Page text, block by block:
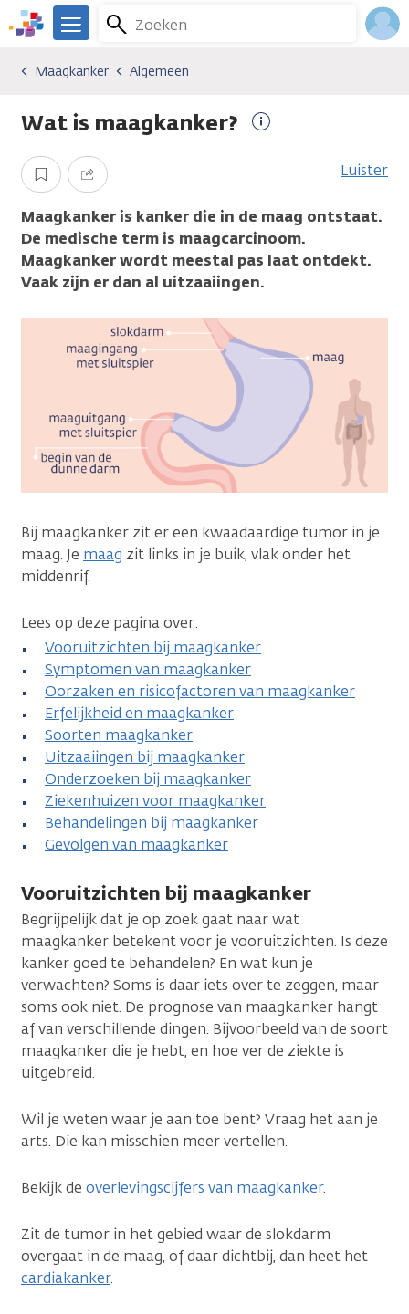
Overslaan
en
gaan
We
er
je.
Zoeken
Menu
Kankersoorten
Maagkanker
Algemeen
Maagkanker Algemeen
Wat is maagkanker?
Opslaan Delen Luister
Maagkanker is kanker die in de maag ontstaat.
De medische term is maagcarcinoom.
Maagkanker wordt meestal pas laat ontdekt.
Vaak zijn er dan al uitzaaiingen.
Bij maagkanker zit er een kwaadaardige tumor in je
maag. Je maag zit links in je buik, vlak onder het
middenrif.
Lees op deze pagina over:
Vooruitzichten bij maagkanker
Symptomen van maagkanker
Oorzaken en risicofactoren van maagkanker
Erfelijkheid en maagkanker
Soorten maagkanker
Uitzaaiingen bij maagkanker
Onderzoeken bij maagkanker
Ziekenhuizen voor maagkanker
Behandelingen bij maagkanker
Gevolgen van maagkanker
Vooruitzichten bij maagkanker
Begrijpelijk dat je op zoek gaat naar wat
maagkanker betekent voor je vooruitzichten. Is deze
kanker goed te behandelen? En wat kun je
verwachten? Soms is daar iets over te zeggen, maar
soms ook niet. De prognose van maagkanker hangt
af van verschillende dingen. Bijvoorbeeld van de soort
maagkanker die je hebt, en hoe ver de ziekte is
uitgebreid.
Wil je weten waar je aan toe bent? Vraag het aan je
arts. Die kan misschien meer vertellen.
Bekijk de overlevingscijfers van maagkanker.
Zit de tumor in het gebied waar de slokdarm
overgaat in de maag, of daar dichtbij, dan heet het
cardiakanker.